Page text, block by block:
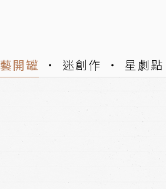
藝開罐 迷創作 星劇點